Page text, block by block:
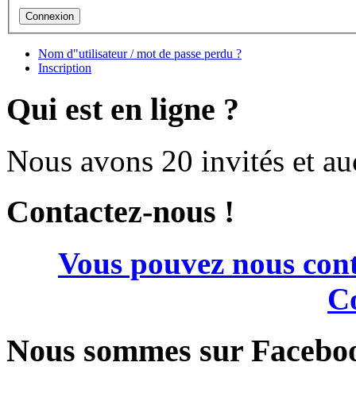
Nom d"utilisateur / mot de passe perdu ?
Inscription
Qui est en ligne ?
Nous avons 20 invités et
Contactez-nous !
Vous pouvez nous
Nous sommes sur